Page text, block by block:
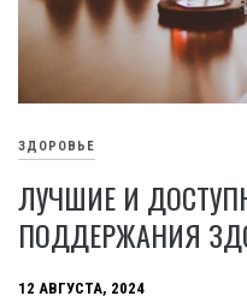
ЗДОРОВЬЕ
ЛУЧШИЕ И
ПОДДЕРЖАНИЯ
12 АВГУСТА, 2024